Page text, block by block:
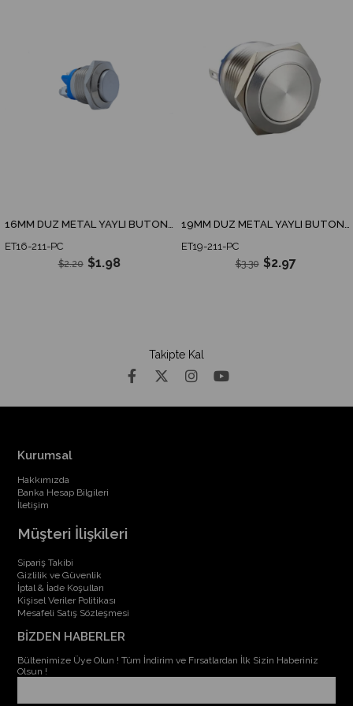
16MM DÜZ METAL YAYLI BUTON 1NO IP67
ET16-211-PC
$1.98
$2.20
19MM DÜZ METAL YAYLI BUTON 1NO IP67
ET19-211-PC
$2.97
$3.30
Takipte Kal
Kurumsal
Hakkımızda
Banka Hesap Bilgileri
İletişim
Müşteri İlişkileri
Sipariş Takibi
Gizlilik ve Güvenlik
İptal & İade Koşulları
Kişisel Veriler Politikası
Mesafeli Satış Sözleşmesi
BİZDEN HABERLER
Bültenimize Üye Olun ! Tüm İndirim ve Fırsatlardan İlk Sizin Haberiniz
Olsun !